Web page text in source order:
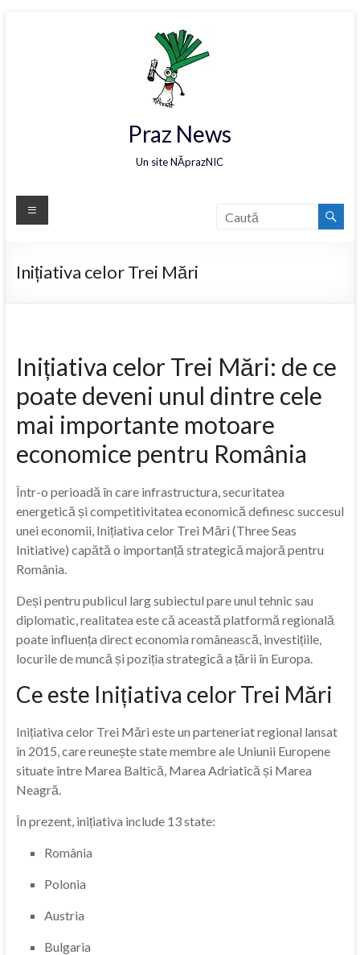
Praz News
Un site NĂprazNIC
Inițiativa celor Trei Mări
Inițiativa celor Trei Mări: de ce
poate deveni unul dintre cele
mai importante motoare
economice pentru România
Într-o perioadă în care infrastructura, securitatea
energetică și competitivitatea economică definesc succesul
unei economii, Inițiativa celor Trei Mări (Three Seas
Initiative) capătă o importanță strategică majoră pentru
România.
Deși pentru publicul larg subiectul pare unul tehnic sau
diplomatic, realitatea este că această platformă regională
poate influența direct economia românească, investițiile,
locurile de muncă și poziția strategică a țării în Europa.
Ce este Inițiativa celor Trei Mări
Inițiativa celor Trei Mări este un parteneriat regional lansat
în 2015, care reunește state membre ale Uniunii Europene
situate între Marea Baltică, Marea Adriatică și Marea
Neagră.
În prezent, inițiativa include 13 state:
România
Polonia
Austria
Bulgaria